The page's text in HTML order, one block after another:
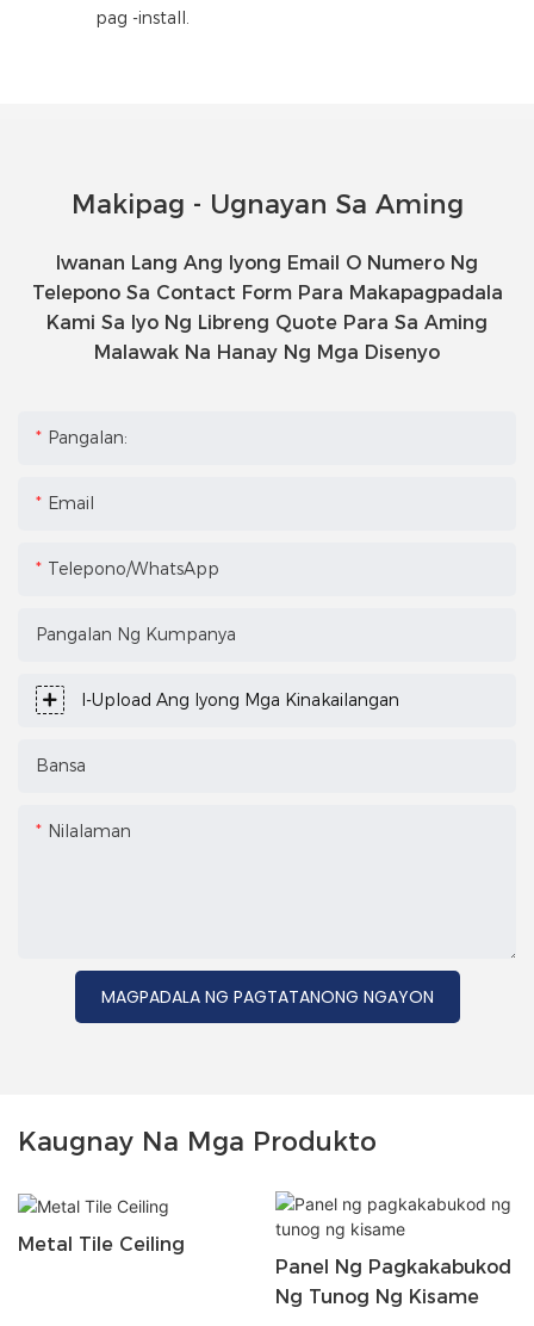
pag -install.
Makipag - Ugnayan Sa Aming
Iwanan Lang Ang Iyong Email O Numero Ng
Telepono Sa Contact Form Para Makapagpadala
Kami Sa Iyo Ng Libreng Quote Para Sa Aming
Malawak Na Hanay Ng Mga Disenyo
Pangalan:
Email
Telepono/WhatsApp
Pangalan Ng Kumpanya
I-Upload Ang Iyong Mga Kinakailangan
Bansa
Nilalaman
MAGPADALA NG PAGTATANONG NGAYON
Kaugnay Na Mga Produkto
Metal Tile Ceiling
Panel Ng Pagkakabukod
Ng Tunog Ng Kisame